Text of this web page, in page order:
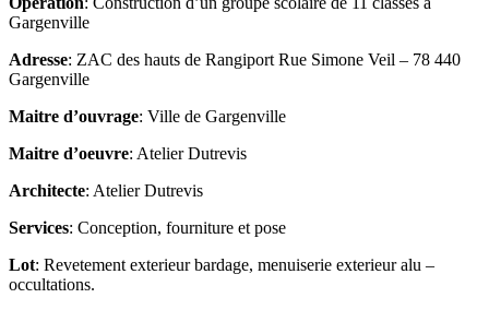
Gargenville
Adresse: ZAC des hauts de Rangiport Rue Simone Veil – 78 440
Gargenville
Maitre d’ouvrage: Ville de Gargenville
Maitre d’oeuvre: Atelier Dutrevis
Architecte: Atelier Dutrevis
Services: Conception, fourniture et pose
Lot: Revetement exterieur bardage, menuiserie exterieur alu –
occultations.